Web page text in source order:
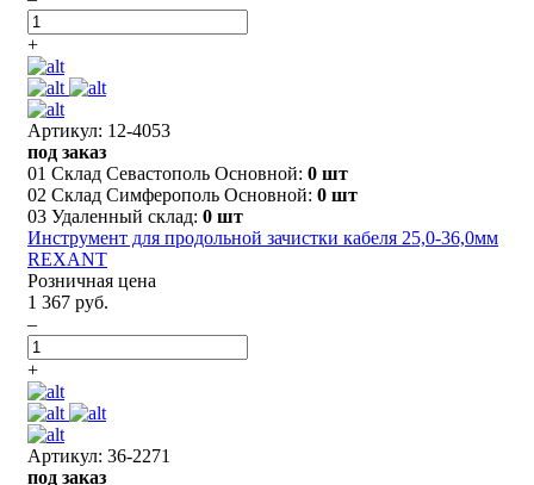
+
Артикул: 12-4053
под заказ
01 Склад Севастополь Основной: 0 шт
02 Склад Симферополь Основной: 0 шт
03 Удаленный склад: 0 шт
Инструмент для продольной зачистки кабеля 25,0-36,0мм
REXANT
Розничная цена
1 367 руб.
–
+
Артикул: 36-2271
под заказ